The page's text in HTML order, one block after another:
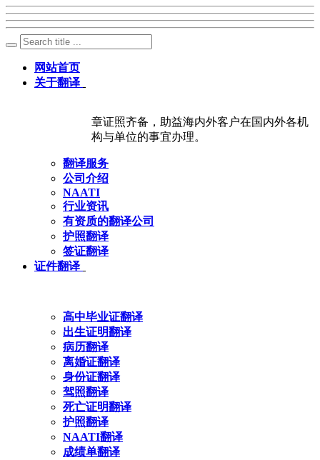
网站首页
关于翻译
章证照齐备，助益海内外客户在国内外各机
构与单位的事宜办理。
翻译服务
公司介绍
NAATI
行业资讯
有资质的翻译公司
护照翻译
签证翻译
证件翻译
高中毕业证翻译
出生证明翻译
病历翻译
离婚证翻译
身份证翻译
驾照翻译
死亡证明翻译
护照翻译
NAATI翻译
成绩单翻译